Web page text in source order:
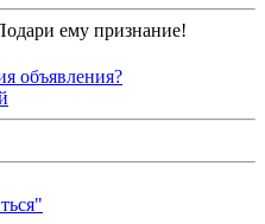
ему признание!
объявления?